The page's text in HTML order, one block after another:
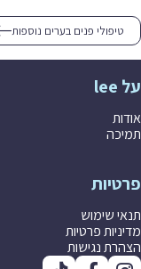
טיפולי פנים בערים נוספות
על lee
אודות
תמיכה
פרטיות
תנאי שימוש
מדיניות פרטיות
הצהרת נגישות